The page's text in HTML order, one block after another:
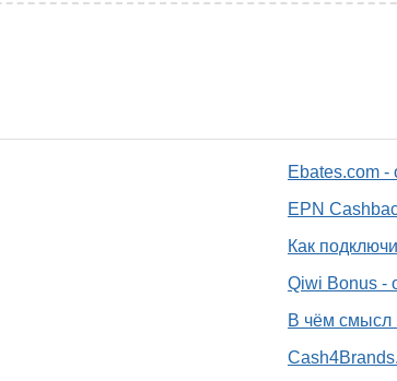
Ebates.com -
EPN
Как
Qiwi Bonus -
В чём смысл